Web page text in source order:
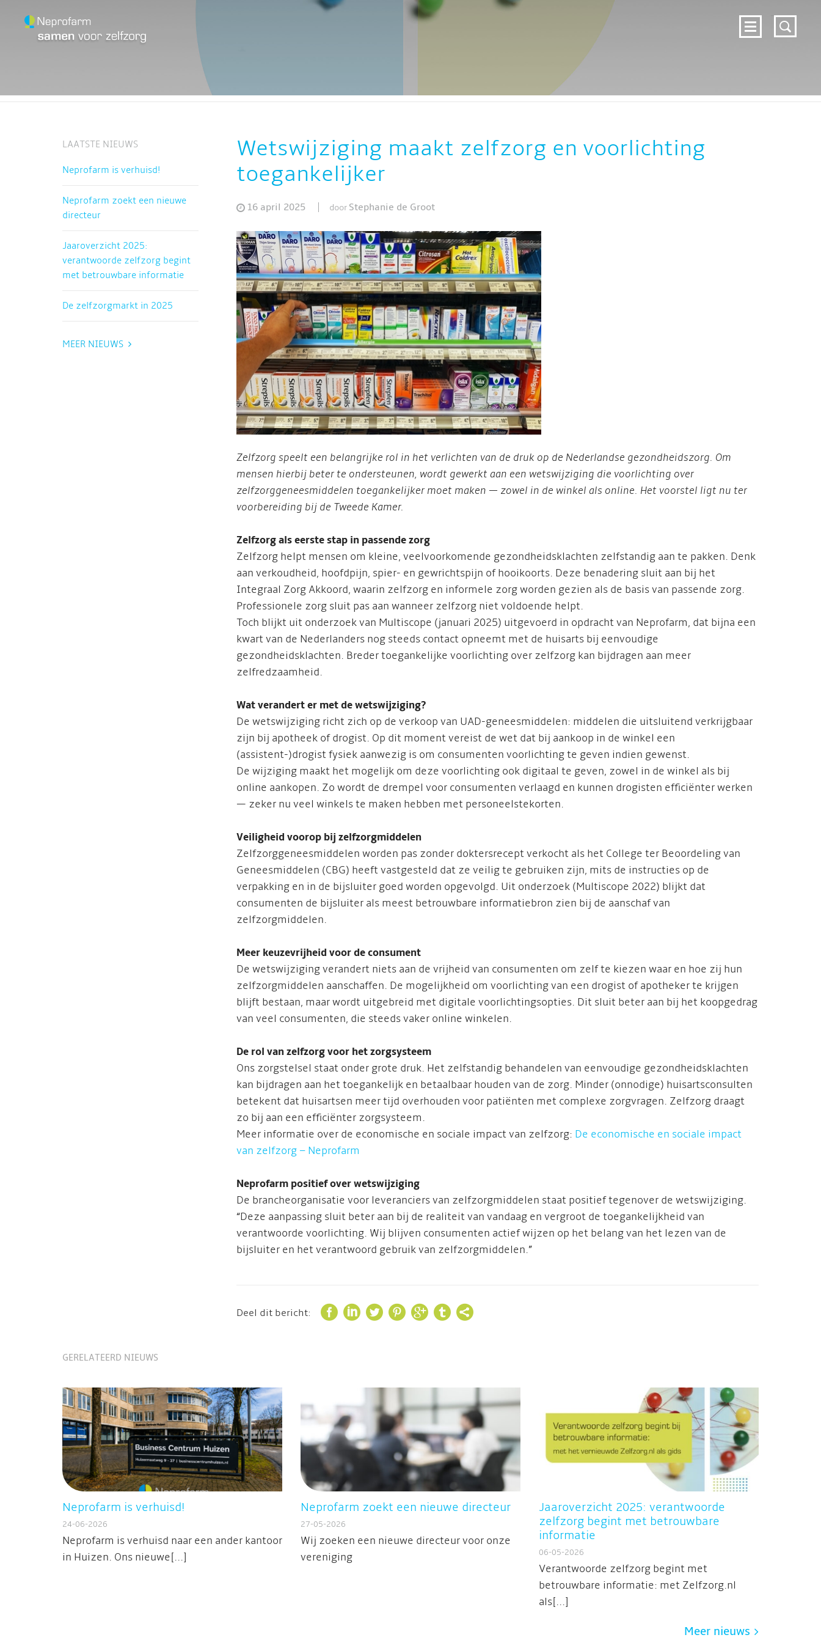
c
LAATSTE NIEUWS
Neprofarm is verhuisd!
Neprofarm zoekt een nieuwe
directeur
Jaaroverzicht 2025:
verantwoorde zelfzorg begint
met betrouwbare informatie
De zelfzorgmarkt in 2025
MEER NIEUWS
Wetswijziging maakt zelfzorg en voorlichting
toegankelijker
16 april 2025 door Stephanie de Groot
Zelfzorg speelt een belangrijke rol in het verlichten van de druk op de Nederlandse gezondheidszorg. Om
mensen hierbij beter te ondersteunen, wordt gewerkt aan een wetswijziging die voorlichting over
zelfzorggeneesmiddelen toegankelijker moet maken — zowel in de winkel als online. Het voorstel ligt nu ter
voorbereiding bij de Tweede Kamer.
Zelfzorg als eerste stap in passende zorg
Zelfzorg helpt mensen om kleine, veelvoorkomende gezondheidsklachten zelfstandig aan te pakken. Denk
aan verkoudheid, hoofdpijn, spier- en gewrichtspijn of hooikoorts. Deze benadering sluit aan bij het
Integraal Zorg Akkoord, waarin zelfzorg en informele zorg worden gezien als de basis van passende zorg.
Professionele zorg sluit pas aan wanneer zelfzorg niet voldoende helpt.
Toch blijkt uit onderzoek van Multiscope (januari 2025) uitgevoerd in opdracht van Neprofarm, dat bijna een
kwart van de Nederlanders nog steeds contact opneemt met de huisarts bij eenvoudige
gezondheidsklachten. Breder toegankelijke voorlichting over zelfzorg kan bijdragen aan meer
zelfredzaamheid.
Wat verandert er met de wetswijziging?
De wetswijziging richt zich op de verkoop van UAD-geneesmiddelen: middelen die uitsluitend verkrijgbaar
zijn bij apotheek of drogist. Op dit moment vereist de wet dat bij aankoop in de winkel een
(assistent-)drogist fysiek aanwezig is om consumenten voorlichting te geven indien gewenst.
De wijziging maakt het mogelijk om deze voorlichting ook digitaal te geven, zowel in de winkel als bij
online aankopen. Zo wordt de drempel voor consumenten verlaagd en kunnen drogisten efficiënter werken
— zeker nu veel winkels te maken hebben met personeelstekorten.
Veiligheid voorop bij zelfzorgmiddelen
Zelfzorggeneesmiddelen worden pas zonder doktersrecept verkocht als het College ter Beoordeling van
Geneesmiddelen (CBG) heeft vastgesteld dat ze veilig te gebruiken zijn, mits de instructies op de
verpakking en in de bijsluiter goed worden opgevolgd. Uit onderzoek (Multiscope 2022) blijkt dat
consumenten de bijsluiter als meest betrouwbare informatiebron zien bij de aanschaf van
zelfzorgmiddelen.
Meer keuzevrijheid voor de consument
De wetswijziging verandert niets aan de vrijheid van consumenten om zelf te kiezen waar en hoe zij hun
zelfzorgmiddelen aanschaffen. De mogelijkheid om voorlichting van een drogist of apotheker te krijgen
blijft bestaan, maar wordt uitgebreid met digitale voorlichtingsopties. Dit sluit beter aan bij het koopgedrag
van veel consumenten, die steeds vaker online winkelen.
De rol van zelfzorg voor het zorgsysteem
Ons zorgstelsel staat onder grote druk. Het zelfstandig behandelen van eenvoudige gezondheidsklachten
kan bijdragen aan het toegankelijk en betaalbaar houden van de zorg. Minder (onnodige) huisartsconsulten
betekent dat huisartsen meer tijd overhouden voor patiënten met complexe zorgvragen. Zelfzorg draagt
zo bij aan een efficiënter zorgsysteem.
Meer informatie over de economische en sociale impact van zelfzorg: De economische en sociale impact
van zelfzorg – Neprofarm
Neprofarm positief over wetswijziging
De brancheorganisatie voor leveranciers van zelfzorgmiddelen staat positief tegenover de wetswijziging.
“Deze aanpassing sluit beter aan bij de realiteit van vandaag en vergroot de toegankelijkheid van
verantwoorde voorlichting. Wij blijven consumenten actief wijzen op het belang van het lezen van de
bijsluiter en het verantwoord gebruik van zelfzorgmiddelen.”
Deel dit bericht:       
GERELATEERD NIEUWS
Neprofarm is verhuisd!
24-06-2026
Neprofarm is verhuisd naar een ander kantoor
in Huizen. Ons nieuwe[...]
Neprofarm zoekt een nieuwe directeur
27-05-2026
Wij zoeken een nieuwe directeur voor onze
vereniging
Jaaroverzicht 2025: verantwoorde
zelfzorg begint met betrouwbare
informatie
06-05-2026
Verantwoorde zelfzorg begint met
betrouwbare informatie: met Zelfzorg.nl
als[...]
Meer nieuws